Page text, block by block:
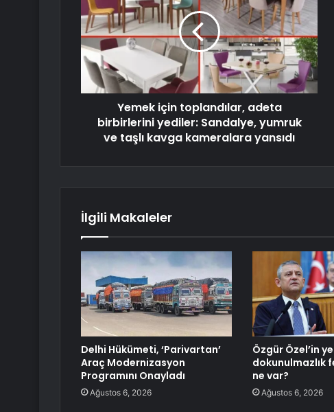
Yemek için toplandılar, adeta
birbirlerini yediler: Sandalye, yumruk
ve taşlı kavga kameralara yansıdı
İlgili Makaleler
Delhi Hükümeti, ‘Parivartan’
Araç Modernizasyon
Programını Onayladı
Ağustos 6, 2026
Özgür Özel’in
dokunulmazlık
ne var?
Ağustos 6, 2026